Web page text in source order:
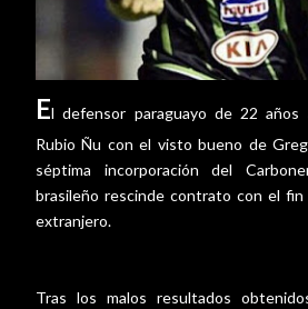
El defensor paraguayo de 22 años
Rubio Ñu con el visto bueno de
séptima incorporación del
brasileño rescinde contrato con el
extranjero.
Tras los malos resultados